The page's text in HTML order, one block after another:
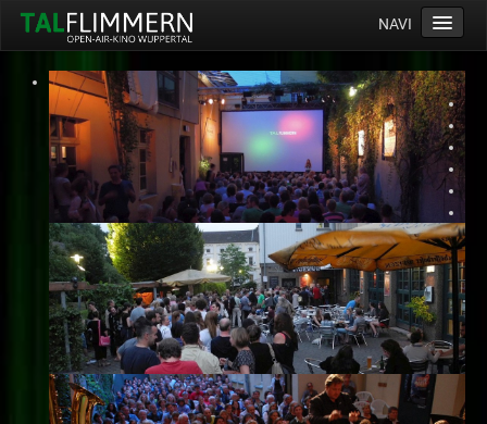
NAVI
Home
Programm
Service
Ticketinfos
Ort
Anreise
Wetter
Kinogutschein
Konzept
Archiv